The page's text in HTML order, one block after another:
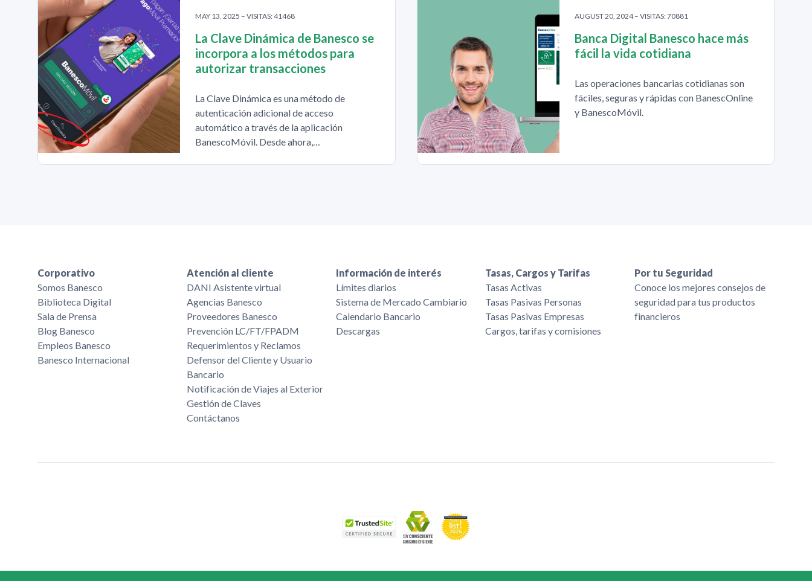
MAY 13, 2025 – VISITAS: 41468
La Clave Dinámica de Banesco se
incorpora a los métodos para
autorizar transacciones
La Clave Dinámica es una método de
autenticación adicional de acceso
automático a través de la aplicación
BanescoMóvil. Desde ahora,…
AUGUST 20, 2024 – VISITAS: 70881
Banca Digital Banesco hace más
fácil la vida cotidiana
Las operaciones bancarias cotidianas son
fáciles, seguras y rápidas con BanescOnline
y BanescoMóvil.
Corporativo
Somos Banesco
Biblioteca Digital
Sala de Prensa
Blog Banesco
Empleos Banesco
Banesco Internacional
Atención al cliente
DANI Asistente virtual
Agencias Banesco
Proveedores Banesco
Prevención LC/FT/FPADM
Requerimientos y Reclamos
Defensor del Cliente y Usuario
Bancario
Notificación de Viajes al Exterior
Gestión de Claves
Contáctanos
Información de interés
Límites diarios
Sistema de Mercado Cambiario
Calendario Bancario
Descargas
Tasas, Cargos y Tarifas
Tasas Activas
Tasas Pasivas Personas
Tasas Pasivas Empresas
Cargos, tarifas y comisiones
Por tu Seguridad
Conoce los mejores consejos de
seguridad para tus productos
financieros